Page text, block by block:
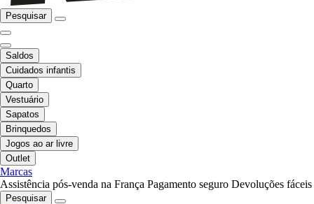
Pesquisar
Saldos
Cuidados infantis
Quarto
Vestuário
Sapatos
Brinquedos
Jogos ao ar livre
Outlet
Marcas
Assistência pós-venda na França Pagamento seguro Devoluções fáceis
Pesquisar